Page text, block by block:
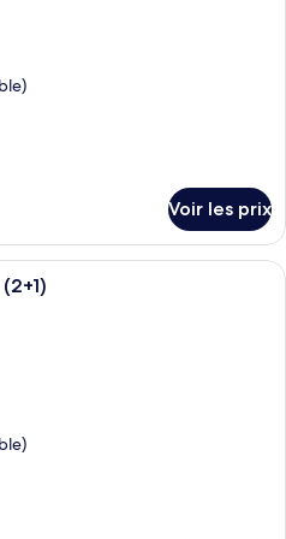
Voir les prix
Une chambre d’hôtel moderne